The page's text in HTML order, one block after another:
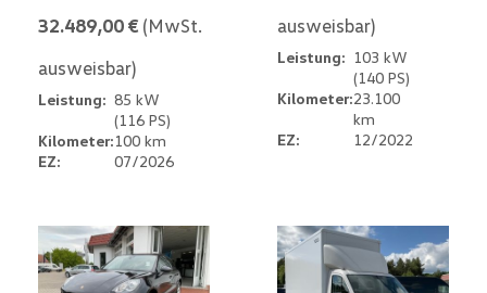
32.489,00 € (MwSt.
ausweisbar)
Leistung: 85 kW
(116 PS)
Kilometer:100 km
EZ:
07/2026
ausweisbar)
Leistung: 103 kW
(140 PS)
Kilometer:23.100
km
EZ:
12/2022